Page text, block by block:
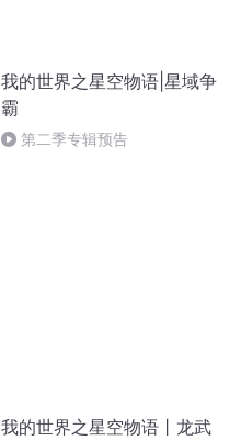
我的世界之星空物语|星域争
霸
第二季专辑预告
我的世界之星空物语丨龙武